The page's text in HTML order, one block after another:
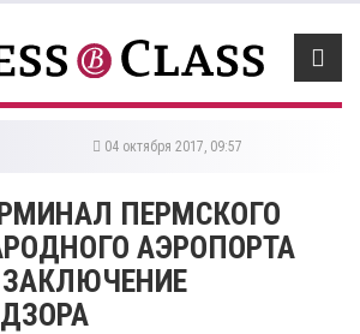
04 октября 2017, 09:57
ПЕРМСКОГО
АЭРОПОРТА